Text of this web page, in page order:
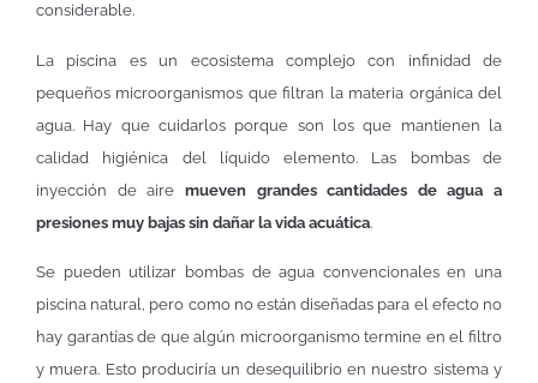
considerable.
La piscina es un ecosistema complejo con infinidad de
pequeños microorganismos que filtran la materia orgánica del
agua. Hay que cuidarlos porque son los que mantienen la
calidad higiénica del líquido elemento. Las bombas de
inyección de aire mueven grandes cantidades de agua a
presiones muy bajas sin dañar la vida acuática.
Se pueden utilizar bombas de agua convencionales en una
piscina natural, pero como no están diseñadas para el efecto no
hay garantías de que algún microorganismo termine en el filtro
y muera. Esto produciría un desequilibrio en nuestro sistema y